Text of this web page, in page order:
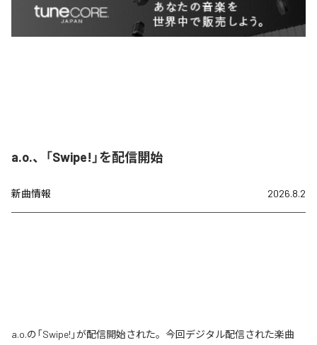
a.o.、「Swipe!」を配信開始
新曲情報 2026.8.2
a.o.の「Swipe!」が配信開始された。今回デジタル配信された楽曲